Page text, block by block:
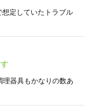
定していたトラブル
器具もかなりの数あ